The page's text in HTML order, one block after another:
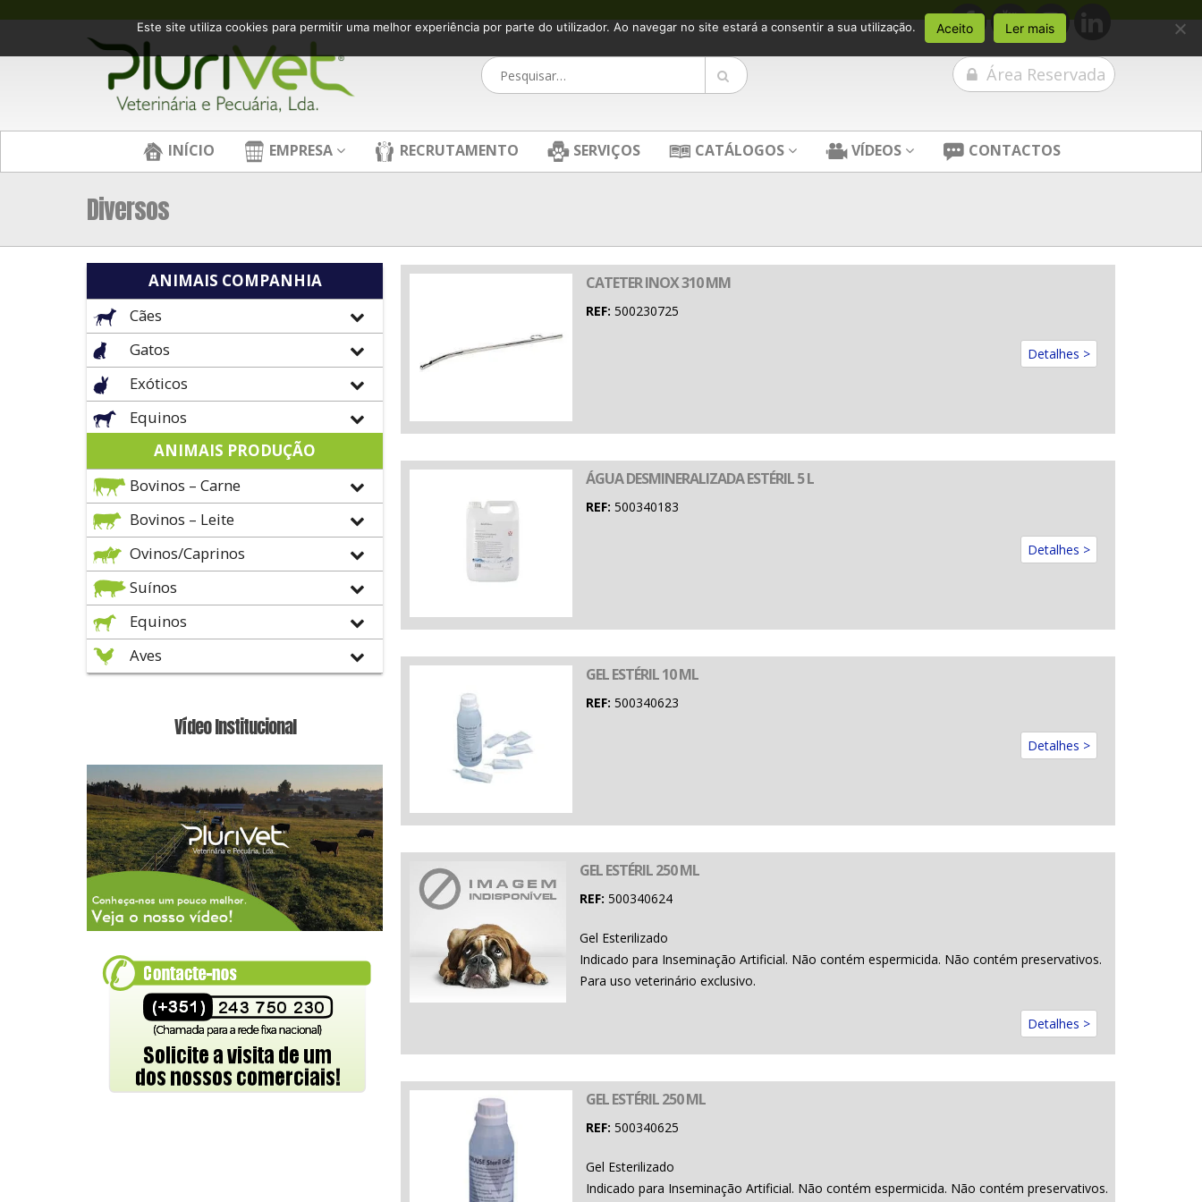
Área Reservada
INÍCIO EMPRESA RECRUTAMENTO SERVIÇOS CATÁLOGOS VÍDEOS CONTACTOS
Diversos
CATETER INOX 310 MM
REF: 500230725
Detalhes >
ÁGUA DESMINERALIZADA ESTÉRIL 5 L
REF: 500340183
Detalhes >
GEL ESTÉRIL 10 ML
REF: 500340623
Detalhes >
GEL ESTÉRIL 250 ML
REF: 500340624
Gel Esterilizado
Indicado para Inseminação Artificial. Não contém espermicida. Não contém preservativos.
Para uso veterinário exclusivo.
Detalhes >
GEL ESTÉRIL 250 ML
REF: 500340625
Gel Esterilizado
Indicado para Inseminação Artificial. Não contém espermicida. Não contém preservativos.
ANIMAIS COMPANHIA
Cães
Gatos
Exóticos
Equinos
ANIMAIS PRODUÇÃO
Bovinos – Carne
Bovinos – Leite
Ovinos/Caprinos
Suínos
Equinos
Aves
Vídeo Institucional
Este site utiliza cookies para permitir uma melhor experiência por parte do utilizador. Ao navegar no site estará a consentir a sua utilização. Aceito Ler mais